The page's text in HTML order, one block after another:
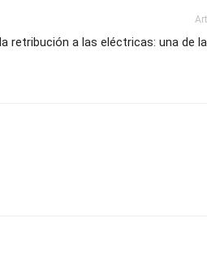
retribución a las eléctricas: una de